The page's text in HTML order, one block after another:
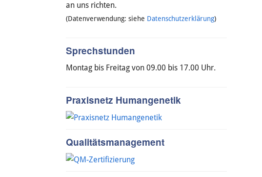
an uns richten.
(Datenverwendung: siehe Datenschutzerklärung)
Sprechstunden
Montag bis Freitag von 09.00 bis 17.00 Uhr.
Praxisnetz Humangenetik
Qualitätsmanagement